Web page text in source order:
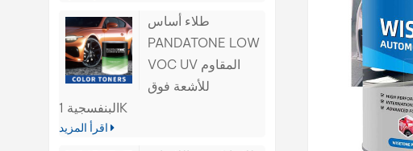
طلاء أساس
PANDATONE LOW
VOC UV المقاوم
للأشعة فوق
البنفسجية 1K